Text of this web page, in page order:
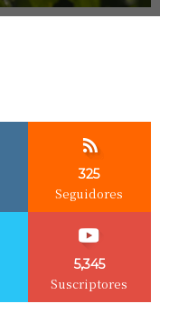
325
Seguidores
5,345
Suscriptores